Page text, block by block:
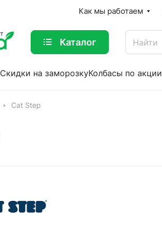
Как мы работаем
Каталог
Скидки на заморозкуКолбасы по акции
Cat Step